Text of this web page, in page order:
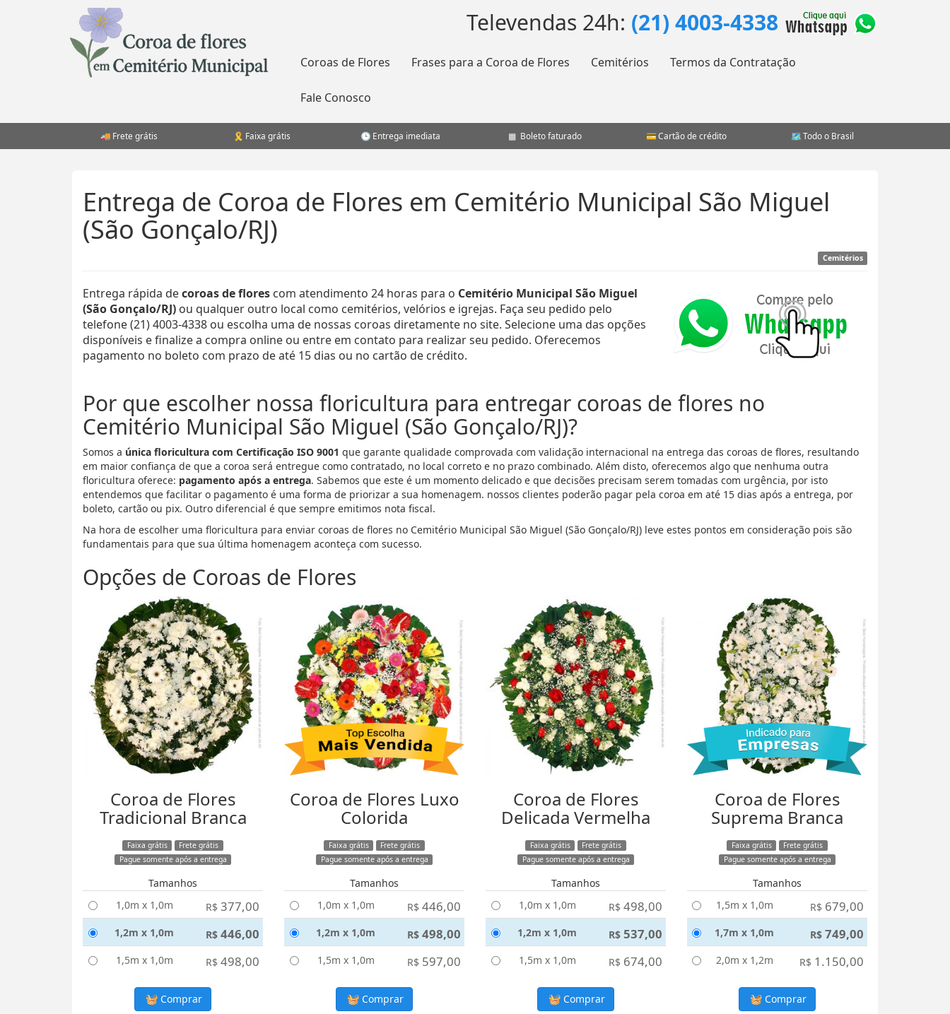
Televendas 24h: (21) 4003-4338
Coroas de Flores Frases para a Coroa de Flores Cemitérios Termos da Contratação
Fale Conosco
Frete grátis Faixa grátis Entrega imediata Boleto faturado Cartão de crédito Todo o Brasil
Entrega de Coroa de Flores em Cemitério Municipal São Miguel
(São Gonçalo/RJ)
Cemitérios
Entrega rápida decoroas de flores com atendimento 24 horas para o Cemitério Municipal São Miguel
(São Gonçalo/RJ) ou qualquer outro local como cemitérios, velórios e igrejas. Faça seu pedido pelo
telefone (21) 4003-4338 ou escolha uma de nossas coroas diretamente no site. Selecione uma das opções
disponíveis e finalize a compra online ou entre em contato para realizar seu pedido. Oferecemos
pagamento no boleto com prazo de até 15 dias ou no cartão de crédito.
Por que escolher nossa floricultura para entregar coroas de flores no
Cemitério Municipal São Miguel (São Gonçalo/RJ)?
Somos a única floricultura com Certificação ISO 9001 que garante qualidade comprovada com validação internacional na entrega das coroas de flores, resultando
em maior confiança de que a coroa será entregue como contratado, no local correto e no prazo combinado. Além disto, oferecemos algo que nenhuma outra
floricultura oferece: pagamento após a entrega. Sabemos que este é um momento delicado e que decisões precisam serem tomadas com urgência, por isto
entendemos que facilitar o pagamento é uma forma de priorizar a sua homenagem. nossos clientes poderão pagar pela coroa em até 15 dias após a entrega, por
boleto, cartão ou pix. Outro diferencial é que sempre emitimos nota fiscal.
Na hora de escolher uma floricultura para enviar coroas de flores no Cemitério Municipal São Miguel (São Gonçalo/RJ) leve estes pontos em consideração pois são
fundamentais para que sua última homenagem aconteça com sucesso.
Opções de Coroas de Flores
Coroa de Flores
Tradicional Branca
Faixa grátis
Frete grátis
Pague somente após a entrega
Tamanhos
1,0m x 1,0m
R$ 377,00
1,2m x 1,0m R$ 446,00
1,5m x 1,0m R$ 498,00
Comprar
Coroa de Flores Luxo
Colorida
Faixa grátis
Frete grátis
Pague somente após a entrega
Tamanhos
1,0m x 1,0m
R$ 446,00
1,2m x 1,0m R$ 498,00
1,5m x 1,0m R$ 597,00
Comprar
Coroa de Flores
Delicada Vermelha
Faixa grátis
Frete grátis
Pague somente após a entrega
Tamanhos
1,0m x 1,0m
R$ 498,00
1,2m x 1,0m R$ 537,00
1,5m x 1,0m R$ 674,00
Comprar
Coroa de Flores
Suprema Branca
Faixa grátis
Frete grátis
Pague somente após a entrega
Tamanhos
1,5m x 1,0m
R$ 679,00
1,7m x 1,0m R$ 749,00
2,0m x 1,2m R$ 1.150,00
Comprar